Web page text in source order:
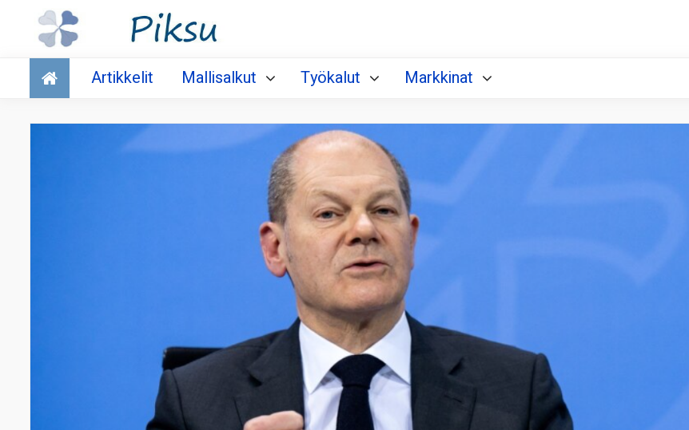
Talous
Artikkelit Mallisalkut Työkalut Markkinat